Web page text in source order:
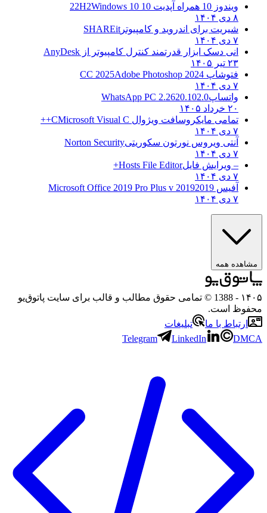
ویندوز 10 همراه آپدیت 10 22H2
Windows 10
شیریت برای اندروید و کامپیوترSHAREit
انی دسک ابزار قدرتمند کنترل کامپیوتر ازAnyDesk
۲۳ تیر ۱۴۰۵
فتوشاپ CC 2025Adobe Photoshop 2024
واتساپWhatsApp PC 2.2620.102.0
۲۰ خرداد ۱۴۰۵
تمامی مایکروسافت ویژوال C Microsoft Visual C++
آنتی ویروس نورتون سکوریتیNorton Security
– ویرایش فایلHosts File Editor+
آفیس 2019 2019 Microsoft Office 2019 Pro Plus v
مشاهده همه
- 1388 © تمامی حقوق مطالب و قالب برای سایت پاتوق‌یو
است.
ارتباط با ما
تبلیغات
Telegram
LinkedIn